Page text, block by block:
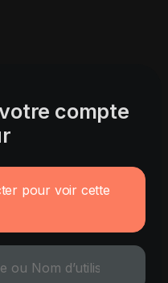
compte
pour voir cette